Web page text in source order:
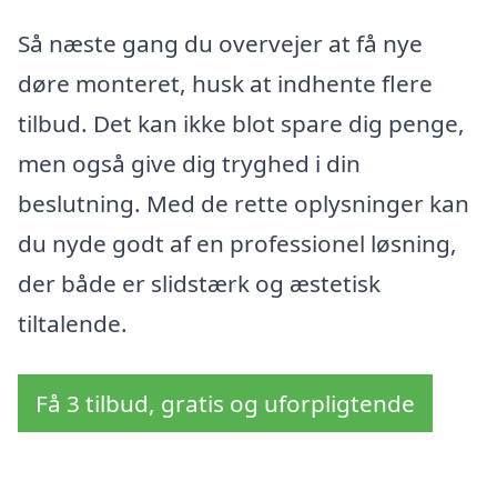
Så næste gang du overvejer at få nye
døre monteret, husk at indhente flere
tilbud. Det kan ikke blot spare dig penge,
men også give dig tryghed i din
beslutning. Med de rette oplysninger kan
du nyde godt af en professionel løsning,
der både er slidstærk og æstetisk
tiltalende.
Få 3 tilbud, gratis og uforpligtende